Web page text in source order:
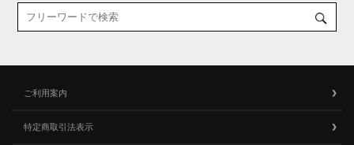
ご利用案内
特定商取引法表示